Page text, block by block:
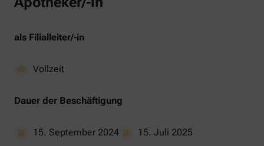
als Filialleiter/-in
Vollzeit
Dauer der Beschäftigung
15. September 2024 15. Juli 2025